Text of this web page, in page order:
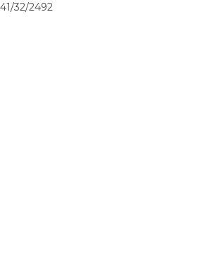
41/32/2492